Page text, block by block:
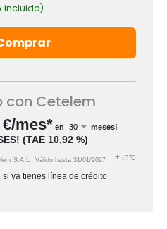
incluido)
con Cetelem
€/mes* en meses!
(TAE 10,92 %)
S.A.U. Válido hasta 31/01/2027 + info
si ya tienes línea de crédito